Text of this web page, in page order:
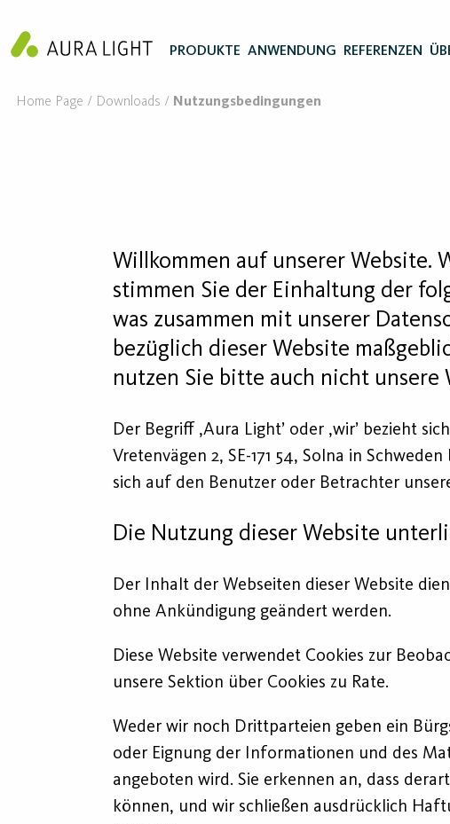
PRODUKTE ANWENDUNG REFERENZEN
Home Page Downloads Nutzungsbedingungen
Willkommen auf unserer Website.
stimmen Sie der Einhaltung der
was zusammen mit unserer
bezüglich dieser Website
nutzen Sie bitte auch nicht unsere
Der Begriff ,Aura Light’ oder ,wir’ bezieht
Vretenvägen 2, SE-171 54, Solna in
sich auf den Benutzer oder Betrachter
Die Nutzung dieser Website
Der Inhalt der Webseiten dieser Website
ohne Ankündigung geändert werden.
Diese Website verwendet Cookies zur
unsere Sektion über Cookies zu Rate.
Weder wir noch Drittparteien geben ein
oder Eignung der Informationen und des
angeboten wird. Sie erkennen an, dass
können, und wir schließen ausdrücklich